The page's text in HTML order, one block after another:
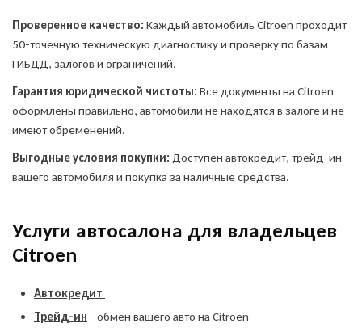
Проверенное качество: Каждый автомобиль Citroen проходит
50-точечную техническую диагностику и проверку по базам
ГИБДД, залогов и ограничений.
Гарантия юридической чистоты: Все документы на Citroen
оформлены правильно, автомобили не находятся в залоге и не
имеют обременений.
Выгодные условия покупки: Доступен автокредит, трейд-ин
вашего автомобиля и покупка за наличные средства.
Услуги автосалона для владельцев
Citroen
Автокредит
Трейд-ин - обмен вашего авто на Citroen